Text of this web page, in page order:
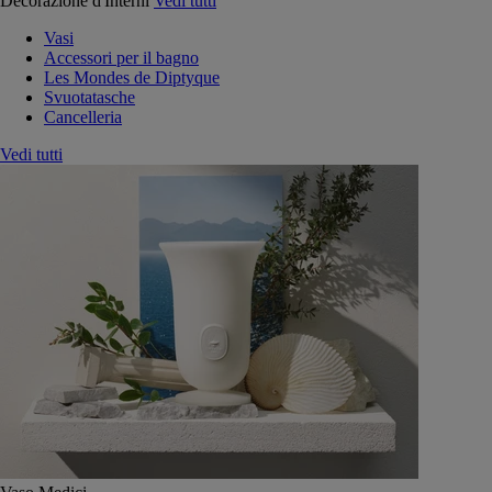
Vasi
Accessori per il bagno
Les Mondes de Diptyque
Svuotatasche
Cancelleria
Vedi tutti